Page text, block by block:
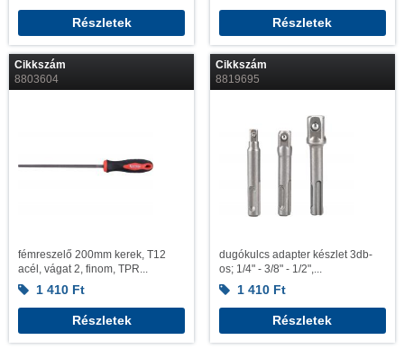
Részletek Részletek
Cikkszám
8803604
fémreszelő 200mm kerek, T12
acél, vágat 2, finom, TPR...
1 410 Ft
Részletek
Cikkszám
8819695
dugókulcs adapter készlet 3db-
os; 1/4" - 3/8" - 1/2",...
1 410 Ft
Részletek